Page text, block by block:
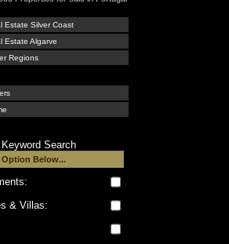
Estate Silver Coast
Estate Algarve
Regions
Search
& Villas: